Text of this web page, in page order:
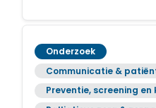
Onderzoek
Communicatie &
Preventie, screening